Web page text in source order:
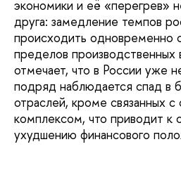
экономики и её «перегрев»
друга: замедление темпов
происходить одновременно
пределов
отмечает, что в России уже
подряд наблюдается спад в
отраслей, кроме связанных
комплексом, что приводит к
ухудшению финансового